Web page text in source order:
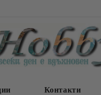
Контакти